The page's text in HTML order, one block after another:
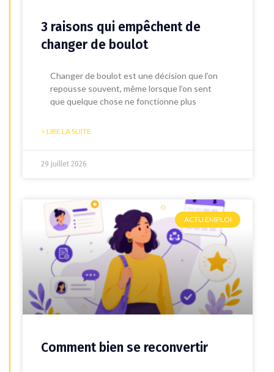
3 raisons qui empêchent de
changer de boulot
Changer de boulot est une décision que l’on
repousse souvent, même lorsque l’on sent
que quelque chose ne fonctionne plus
> LIRE LA SUITE
29 juillet 2026
ACTU EMPLOI
Comment bien se reconvertir